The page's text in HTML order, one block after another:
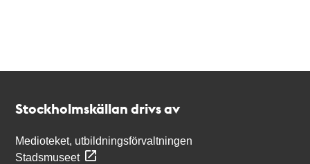
Stockholmskällan drivs av
Medioteket, utbildningsförvaltningen
Stadsmuseet